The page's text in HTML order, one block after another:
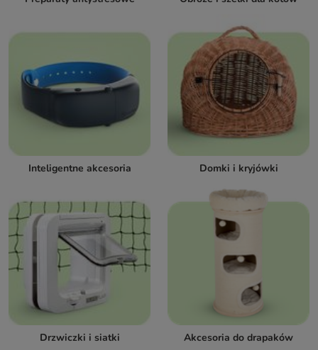
Inteligentne akcesoria Domki i kryjówki
Drzwiczki i siatki Akcesoria do drapaków